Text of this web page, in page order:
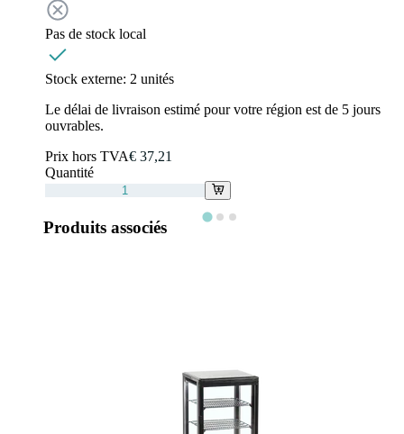
Pas de stock local
Stock externe: 2 unités
Le délai de livraison estimé pour votre région est de 5 jours
ouvrables.
Prix hors TVA€ 37,21
Quantité
Produits associés